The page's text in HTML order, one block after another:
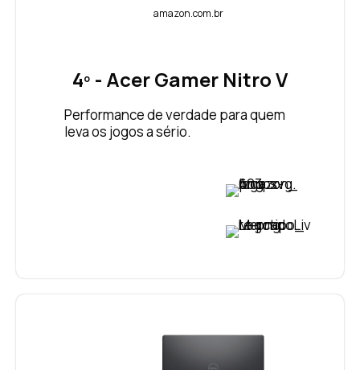
amazon.com.br
4º - Acer Gamer Nitro V
Performance de verdade para quem
leva os jogos a sério.